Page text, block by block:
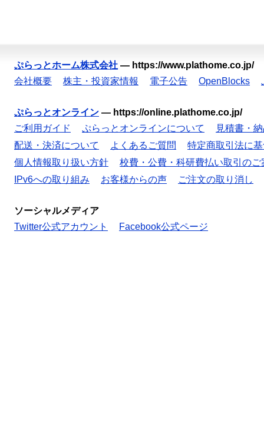
ぷらっとホーム株式会社 — https://www.plathome.co.jp/
会社概要
株主・投資家情報 電子公告 OpenBlocks
ぷらっとオンライン — https://online.plathome.co.jp/
ご利用ガイド
ぷらっとオンラインについて
見積書・
配送・決済について
よくあるご質問
特定商取引法に
個人情報取り扱い方針
校費・公費・科研費払い取引のご
IPv6への取り組み
お客様からの声 ご注文の取り消し
ソーシャルメディア
Twitter公式アカウント
Facebook公式ページ